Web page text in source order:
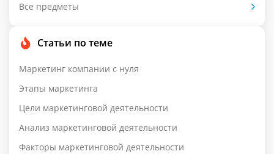
Все предметы
Статьи по теме
Маркетинг компании с нуля
Этапы маркетинга
Цели маркетинговой деятельности
Анализ маркетинговой деятельности
Факторы маркетинговой деятельности